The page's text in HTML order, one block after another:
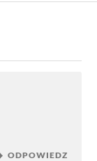
ODPOWIEDZ